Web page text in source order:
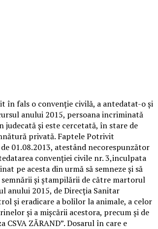
în fals o convenţie civilă, a antedatat-o şi
anului 2015, persoana incriminată
şi este cercetată, în stare de
privată. Faptele Potrivit
01.08.2013, atestând necorespunzător
convenţiei civile nr. 3,inculpata
pe acesta din urmă să semneze şi să
şi ştampilării de către martorul
anului 2015, de Direcţia Sanitar
şi eradicare a bolilor la animale, a celor
şi a mişcării acestora, precum şi de
ZĂRAND”. Dosarul în care e